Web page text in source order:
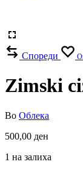
Спореди
Zimski
Во Облека
500,00 ден
1 на залиха